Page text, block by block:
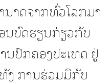
າດຈາກທົ່ວໂລກມາ
ນບົດຮຽນກ່ຽວກັບ
ປົກຄອງປະເທດ ຢູ່
ງ ການຮ່ວມມືກັບ